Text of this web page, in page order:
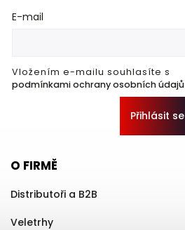
E-mail
Vložením e-mailu souhlasíte s
podmínkami ochrany osobních údajů
Přihlásit se
O FIRMĚ
Distributoři a B2B
Veletrhy